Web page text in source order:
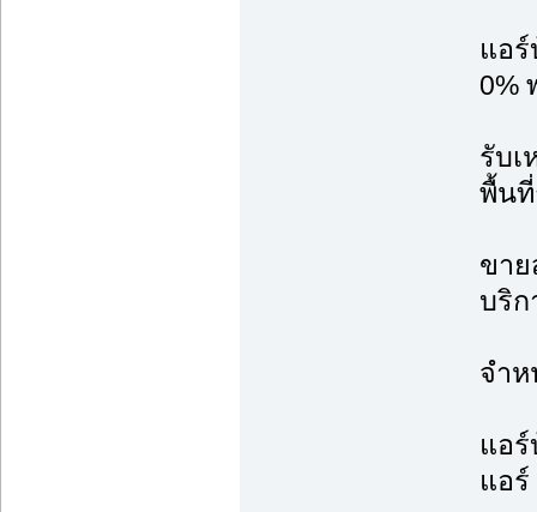
แอ
0%
รับเ
พื้น
ขาย
บริก
จำ
แอ
แอ